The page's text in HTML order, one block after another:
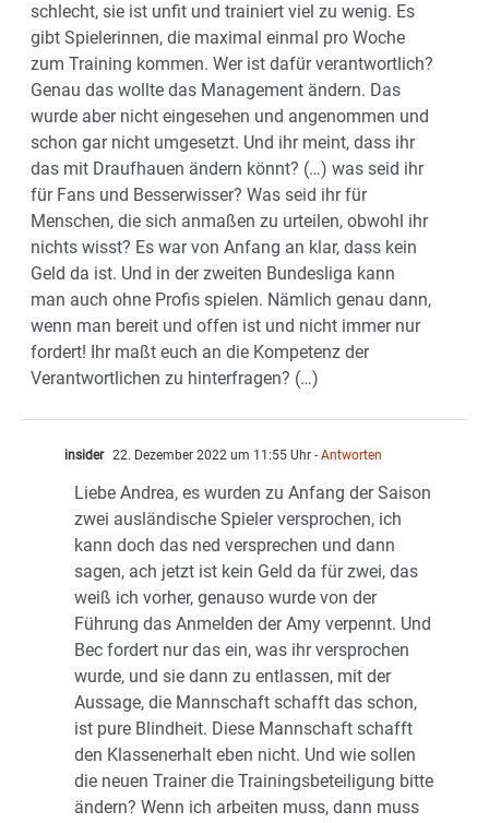
schlecht, sie ist unfit und trainiert viel zu wenig. Es
gibt Spielerinnen, die maximal einmal pro Woche
zum Training kommen. Wer ist dafür verantwortlich?
Genau das wollte das Management ändern. Das
wurde aber nicht eingesehen und angenommen und
schon gar nicht umgesetzt. Und ihr meint, dass ihr
das mit Draufhauen ändern könnt? (…) was seid ihr
für Fans und Besserwisser? Was seid ihr für
Menschen, die sich anmaßen zu urteilen, obwohl ihr
nichts wisst? Es war von Anfang an klar, dass kein
Geld da ist. Und in der zweiten Bundesliga kann
man auch ohne Profis spielen. Nämlich genau dann,
wenn man bereit und offen ist und nicht immer nur
fordert! Ihr maßt euch an die Kompetenz der
Verantwortlichen zu hinterfragen? (…)
insider 22. Dezember 2022 um 11:55 Uhr - Antworten
Liebe Andrea, es wurden zu Anfang der Saison
zwei ausländische Spieler versprochen, ich
kann doch das ned versprechen und dann
sagen, ach jetzt ist kein Geld da für zwei, das
weiß ich vorher, genauso wurde von der
Führung das Anmelden der Amy verpennt. Und
Bec fordert nur das ein, was ihr versprochen
wurde, und sie dann zu entlassen, mit der
Aussage, die Mannschaft schafft das schon,
ist pure Blindheit. Diese Mannschaft schafft
den Klassenerhalt eben nicht. Und wie sollen
die neuen Trainer die Trainingsbeteiligung bitte
ändern? Wenn ich arbeiten muss, dann muss